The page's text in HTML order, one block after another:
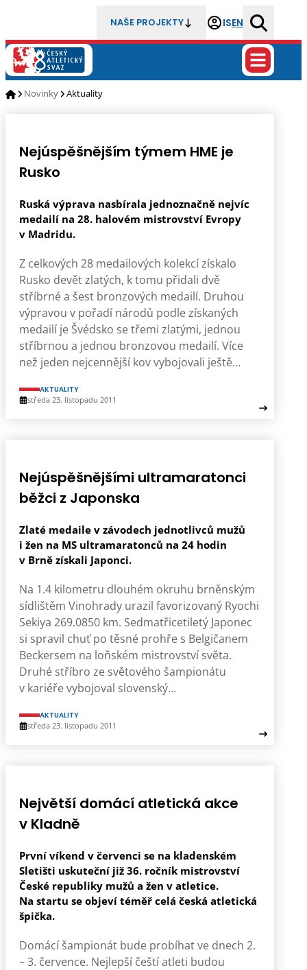
NAŠE PROJEKTY ISEN
Novinky Aktuality
Nejúspěšnějším týmem HME je
Rusko
Ruská výprava nasbírala jednoznačně nejvíc
medailí na 28. halovém mistrovství Evropy
v Madridu.
Z celkových 28 medailových kolekcí získalo
Rusko devět zlatých, k tomu přidali dvě
stříbrné a šest bronzových medailí. Druhou
výpravou v pořadí národů podle získaných
medailí je Švédsko se třemi zlatými, jednou
stříbrnou a jednou bronzovou medailí. Více
než jeden nejcennější kov vybojovali ještě…
AKTUALITY
středa 23. listopadu 2011
Nejúspěšnějšími ultramaratonci
běžci z Japonska
Zlaté medaile v závodech jednotlivců mužů
i žen na MS ultramaratonců na 24 hodin
v Brně získali Japonci.
Na 1.4 kilometru dlouhém okruhu brněnským
sídlištěm Vinohrady urazil favorizovaný Ryochi
Sekiya 269.0850 km. Sedmatřicetiletý Japonec
si spravil chuť po těsné prohře s Belgičanem
Beckersem na loňském mistrovství světa.
Druhé stříbro ze světového šampionátu
v kariéře vybojoval slovenský…
AKTUALITY
středa 23. listopadu 2011
Největší domácí atletická akce
v Kladně
První víkend v červenci se na kladenském
Sletišti uskuteční již 36. ročník mistrovství
České republiky mužů a žen v atletice.
Na startu se objeví téměř celá česká atletická
špička.
Domácí šampionát bude probíhat ve dnech 2.
– 3. července. Nejlepší čeští atleti budou